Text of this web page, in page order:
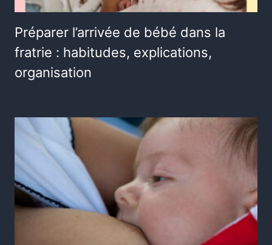
Préparer l’arrivée de bébé dans la
fratrie : habitudes, explications,
organisation